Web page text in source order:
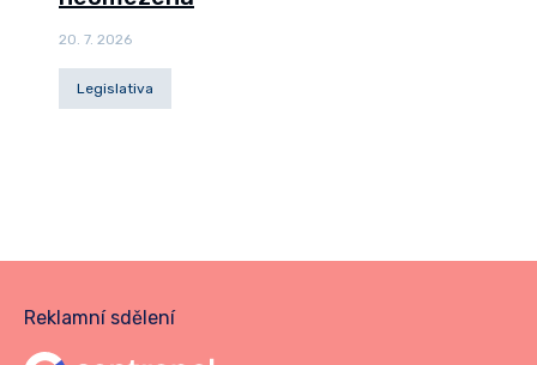
20. 7. 2026
Legislativa
Reklamní sdělení